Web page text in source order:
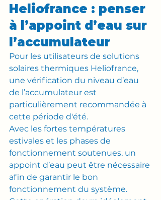
Heliofrance : penser
à l’appoint d’eau sur
l’accumulateur
Pour les utilisateurs de solutions
solaires thermiques Heliofrance,
une vérification du niveau d’eau
de l’accumulateur est
particulièrement recommandée à
cette période d'été.
Avec les fortes températures
estivales et les phases de
fonctionnement soutenues, un
appoint d’eau peut être nécessaire
afin de garantir le bon
fonctionnement du système.